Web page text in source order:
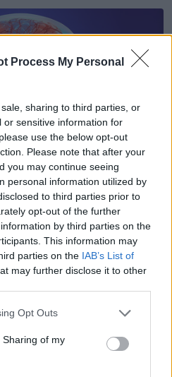
Process My Personal
sharing to third parties, or
or sensitive information for
use the below opt-out
Please note that after your
you may continue seeing
personal information utilized by
to third parties prior to
opt-out of the further
by third parties on the
This information may
parties on the IAB’s List of
may further disclose it to other
app uses one or more Google
behaviour. You may click to
and its third-party tags to
purposes in below Google
Opt Outs
of my
több fontos lépésre is
azokat a kezeléseket,
Könnyebb előre átgondolni a
Emellett hamarabb
életmódbeli változtatások,
de a korai lépések sokat